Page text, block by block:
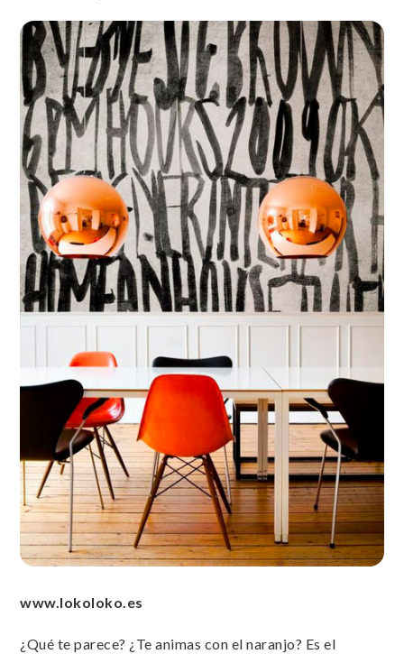
www.lokoloko.es
¿Qué te parece? ¿Te animas con el naranjo? Es el